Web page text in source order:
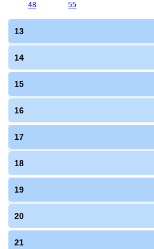
48 55
13
14
15
16
17
18
19
20
21